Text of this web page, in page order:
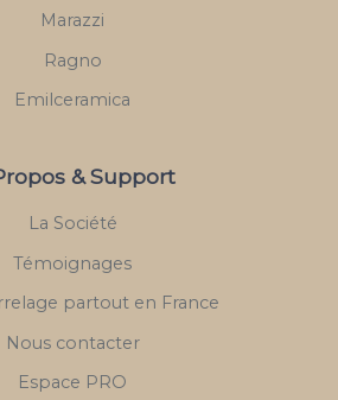
Marazzi
Ragno
Emilceramica
& Support
La Société
Témoignages
partout en France
Nous contacter
Espace PRO